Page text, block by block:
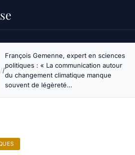
François Gemenne, expert en sciences
politiques : « La communication autour
du changement climatique manque
souvent de légèreté…